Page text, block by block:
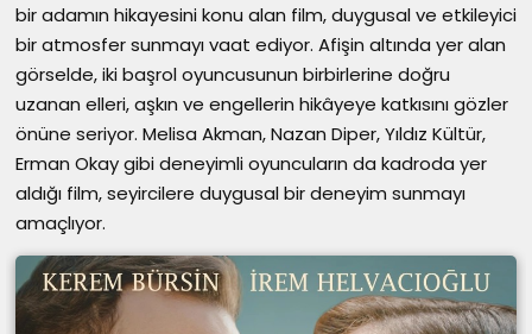
bir adamın hikayesini konu alan film, duygusal ve etkileyici
bir atmosfer sunmayı vaat ediyor. Afişin altında yer alan
görselde, iki başrol oyuncusunun birbirlerine doğru
uzanan elleri, aşkın ve engellerin hikâyeye katkısını gözler
önüne seriyor. Melisa Akman, Nazan Diper, Yıldız Kültür,
Erman Okay gibi deneyimli oyuncuların da kadroda yer
aldığı film, seyircilere duygusal bir deneyim sunmayı
amaçlıyor.